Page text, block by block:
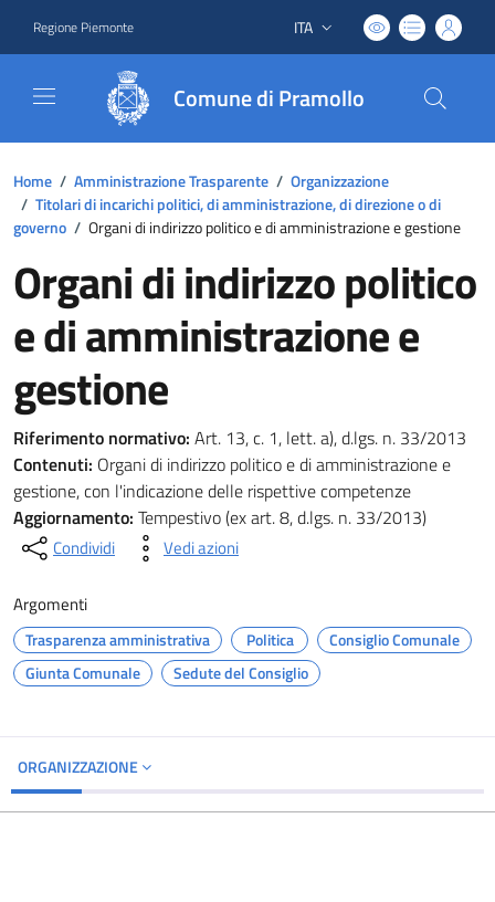
Regione Piemonte Lingua attiva:
ITA
Comune di Pramollo
Home / Amministrazione Trasparente / Organizzazione
/ Titolari di incarichi politici, di amministrazione, di direzione o di
governo / Organi di indirizzo politico e di amministrazione e gestione
Organi di indirizzo politico
e di amministrazione e
gestione
Riferimento normativo: Art. 13, c. 1, lett. a), d.lgs. n. 33/2013
Contenuti: Organi di indirizzo politico e di amministrazione e
gestione, con l'indicazione delle rispettive competenze
Aggiornamento: Tempestivo (ex art. 8, d.lgs. n. 33/2013)
Condividi Vedi azioni
Argomenti
Trasparenza amministrativa Politica
Consiglio Comunale
Giunta Comunale
Sedute del Consiglio
ORGANIZZAZIONE